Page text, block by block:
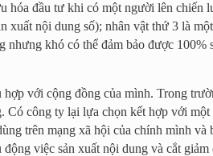
hóa đầu tư khi có một người lên chiến
xuất nội dung số); nhân vật thứ 3 là
khó có thể đảm bảo được 100%
với cộng đồng của mình. Trong
Có công ty lại lựa chọn kết hợp với
trên mạng xã hội của chính mình và
việc sản xuất nội dung và cắt